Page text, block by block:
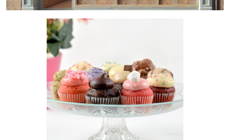
estabilidad y seguridad en la inversión.
Oportunidad de Inversión
Esta licencia es ideal para emprendedores o inversores que
deseen operar un negocio con una estructura sólida y
rentable. La posibilidad de ofrecer productos elaborados en
el obrador garantiza un margen de ganancia atractivo y una
diferenciación en el mercado.
No dejes pasar esta oportunidad de adquirir una licencia con
grandes posibilidades de rentabilidad. Inmo Olaya te ofrece
la asesoría necesaria para que este traspaso sea un proceso